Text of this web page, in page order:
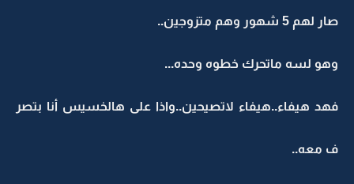
صار لهم 5 شهور وهم متزوجين..
وهو لسه ماتحرك خطوه وحده...
فهد هيفاء..هيفاء لاتصيحين..واذا على هالخسيس أنا بتصر
ف معه..